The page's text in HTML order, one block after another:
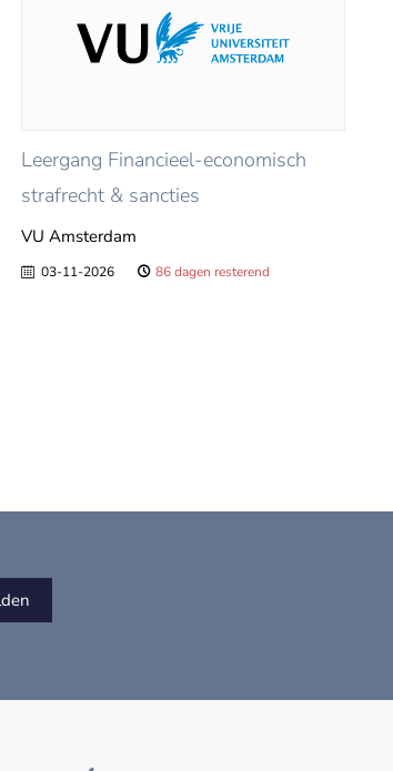
Leergang Financieel-economisch
strafrecht & sancties
VU Amsterdam
03-11-2026 86 dagen resterend